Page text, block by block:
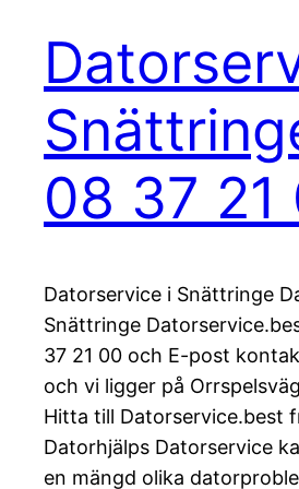
08 37 21
Datorservice i Snättringe
Snättringe
37 21 00 och E-post
och vi ligger på
Hitta till Datorservice.best
Datorhjälps Datorservice
en mängd olika